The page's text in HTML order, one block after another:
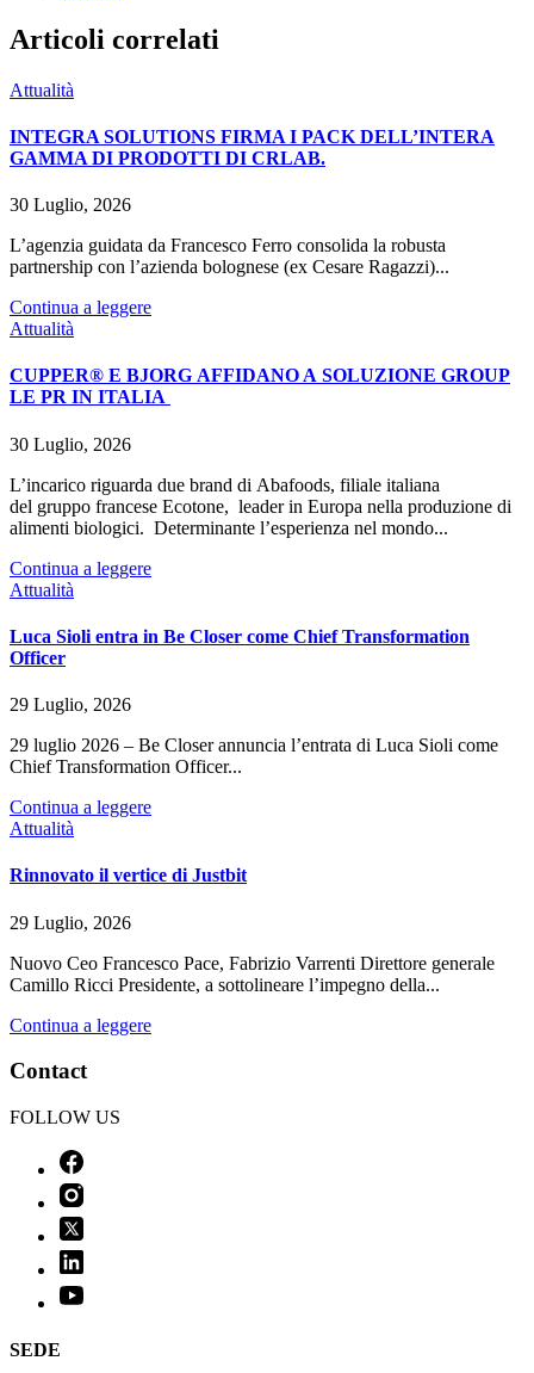
Articoli correlati
Attualità
INTEGRA SOLUTIONS FIRMA I PACK DELL’INTERA
GAMMA DI PRODOTTI DI CRLAB.
30 Luglio, 2026
L’agenzia guidata da Francesco Ferro consolida la robusta
partnership con l’azienda bolognese (ex Cesare Ragazzi)...
Continua a leggere
Attualità
CUPPER® E BJORG AFFIDANO A SOLUZIONE GROUP
LE PR IN ITALIA
30 Luglio, 2026
L’incarico riguarda due brand di Abafoods, filiale italiana
del gruppo francese Ecotone, leader in Europa nella produzione di
alimenti biologici. Determinante l’esperienza nel mondo...
Continua a leggere
Attualità
Luca Sioli entra in Be Closer come Chief Transformation
Officer
29 Luglio, 2026
29 luglio 2026 – Be Closer annuncia l’entrata di Luca Sioli come
Chief Transformation Officer...
Continua a leggere
Attualità
Rinnovato il vertice di Justbit
29 Luglio, 2026
Nuovo Ceo Francesco Pace, Fabrizio Varrenti Direttore generale
Camillo Ricci Presidente, a sottolineare l’impegno della...
Continua a leggere
Contact
FOLLOW US
SEDE